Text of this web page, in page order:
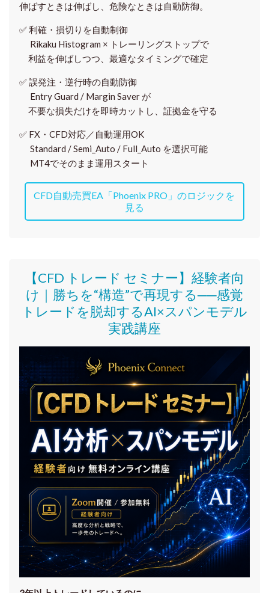
伸ばすときは伸ばし、危険なときは自動防御。
✅利確・損切りを自動制御
Rikaku Histogram × トレーリングストップで
利益を伸ばしつつ、最適なタイミングで確定
✅誤発注・逆行時の自動防御
Entry Guard / Margin Saver が
不要な損失だけを即時カットし、証拠金を守る
✅ FX・CFD対応／自動運用OK
Standard / Semi_Auto / Full_Auto を選択可能
MT4でそのまま運用スタート
CFD自動売買EA「Phoenix PRO」のロジックを
見る
【CFD トレード セミナー】 経験者向
け｜ 勝ちを“構造”で再現する──感覚
トレードを脱却するAI×スパンモデル
実践講座